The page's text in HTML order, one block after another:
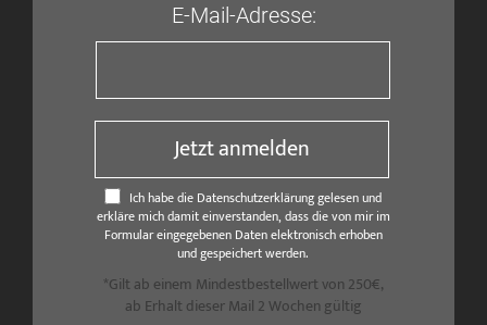
E-Mail-Adresse:
Jetzt anmelden
Ich habe die Datenschutzerklärung gelesen und
erkläre mich damit einverstanden, dass die von mir im
Formular eingegebenen Daten elektronisch erhoben
und gespeichert werden.
*Gilt ab einem Mindestbestellwert von 250€,
ab Erhalt dieser Mail 2 Wochen gültig